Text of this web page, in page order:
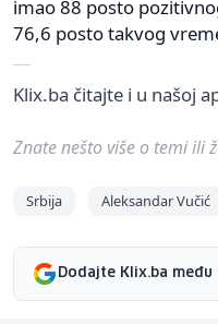
imao 88 posto
76,6 posto takvog
Klix.ba čitajte i u našoj
Znate nešto više o temi ili
Srbija Aleksandar Vučić
Dodajte Klix.ba